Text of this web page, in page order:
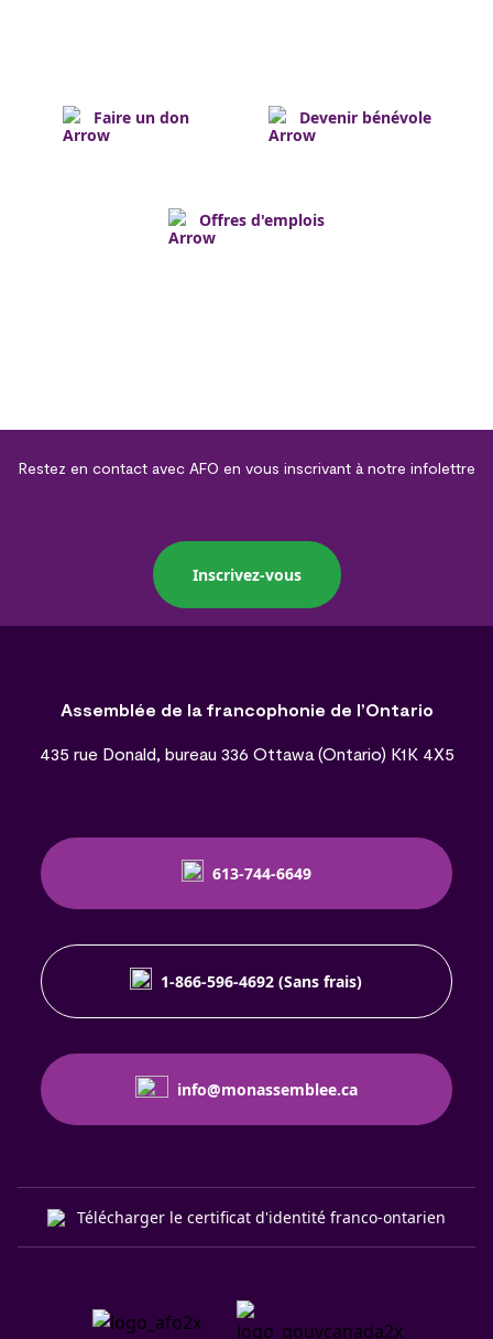
Faire un don Devenir bénévole
Offres d'emplois
Restez en contact avec AFO en vous inscrivant à notre infolettre
Inscrivez-vous
Assemblée de la francophonie de l’Ontario
435 rue Donald, bureau 336 Ottawa (Ontario) K1K 4X5
613-744-6649
1-866-596-4692 (Sans frais)
info@monassemblee.ca
Télécharger le certificat d'identité franco-ontarien